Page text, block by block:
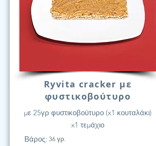
Ryvita cracker με
φυστικοβούτυρο
με 25γρ φυστικοβούτυρο (x1 κουταλάκι)
x1 τεμάχιο
Βάρος: 36 γρ.